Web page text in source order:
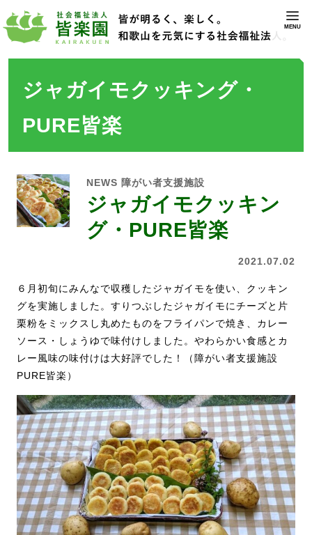
MENU
ジャガイモクッキング・
PURE皆楽
NEWS 障がい者支援施設
ジャガイモクッキン
グ・PURE皆楽
2021.07.02
６月初旬にみんなで収穫したジャガイモを使い、クッキン
グを実施しました。すりつぶしたジャガイモにチーズと片
栗粉をミックスし丸めたものをフライパンで焼き、カレー
ソース・しょうゆで味付けしました。やわらかい食感とカ
レー風味の味付けは大好評でした！（障がい者支援施設
PURE皆楽）